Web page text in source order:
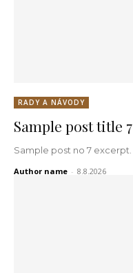
RADY A NÁVODY
Sample post title 7
Sample post no 7 excerpt.
Author name - 8.8.2026